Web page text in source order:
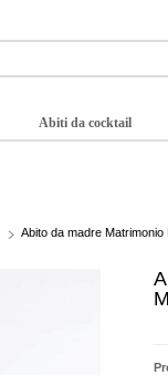
Abiti da cocktail
Abito da madre